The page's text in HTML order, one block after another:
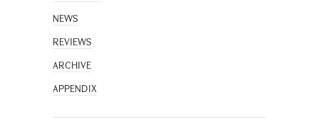
NEWS
REVIEWS
ARCHIVE
APPENDIX